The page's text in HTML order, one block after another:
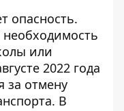
опасность.
необходимость
или
2022 года
за отмену
В